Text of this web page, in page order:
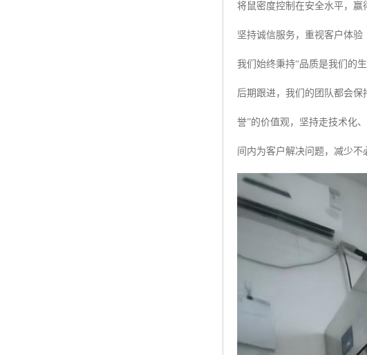
将鼠密度控制在安全水平，赢
坚持诚信服务，重视客户体验
我们始终秉持“品质是我们的
后期跟进，我们的团队都会
誉”的价值观，坚持走技术化
间内为客户解决问题，减少不